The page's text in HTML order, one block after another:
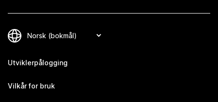
Utviklerpålogging
Vilkår for bruk